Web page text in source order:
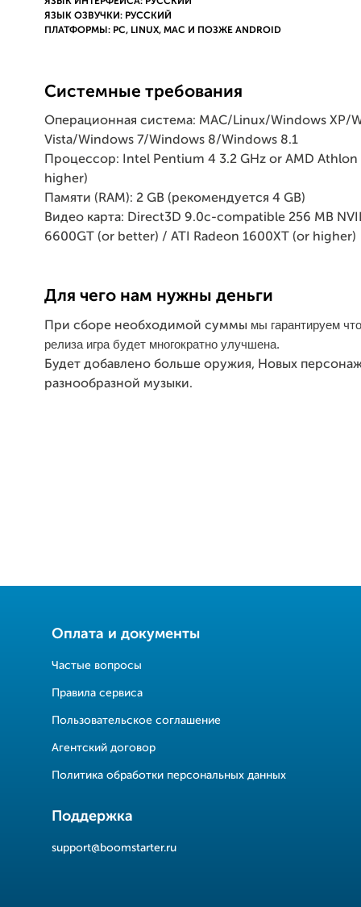
ЯЗЫК ОЗВУЧКИ: РУССКИЙ
ПЛАТФОРМЫ: PC, LINUX, MAC И ПОЗЖЕ ANDROID
Системные требования
Операционная система: MAC/Linux/Windows XP/
Vista/Windows 7/Windows 8/Windows 8.1
Процессор: Intel Pentium 4 3.2 GHz or AMD
higher)
Памяти (RAM): 2 GB (рекомендуется 4 GB)
Видео карта: Direct3D 9.0c-compatible 256 MB
6600GT (or better) / ATI Radeon 1600XT (or higher)
Для чего нам нужны деньги
При сборе необходимой суммы мы гарантируем
релиза игра будет многократно улучшена.
Будет добавлено больше оружия, Новых
разнообразной музыки.
Оплата и документы
Частые вопросы
Правила сервиса
Пользовательское соглашение
Агентский договор
Политика обработки персональных данных
Поддержка
support@boomstarter.ru